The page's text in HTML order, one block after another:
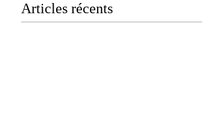
Articles récents